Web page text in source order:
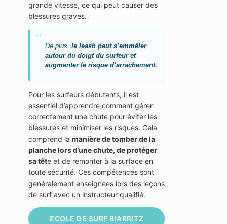
grande vitesse, ce qui peut causer des
blessures graves.
De plus, le leash peut s’emmêler
autour du doigt du surfeur et
augmenter le risque d’arrachement.
Pour les surfeurs débutants, il est
essentiel d’apprendre comment gérer
correctement une chute pour éviter les
blessures et minimiser les risques. Cela
comprend la manière de tomber de la
planche lors d’une chute, de protéger
sa tête et de remonter à la surface en
toute sécurité. Ces compétences sont
généralement enseignées lors des leçons
de surf avec un instructeur qualifié.
ECOLE DE SURF BIARRITZ